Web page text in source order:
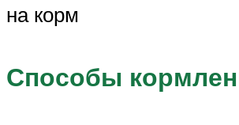
на корм
Способы